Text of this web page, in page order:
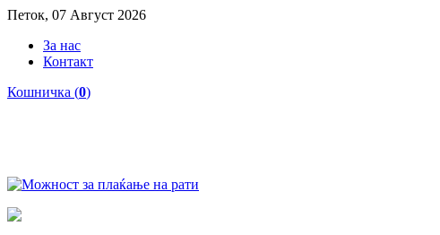
Петок, 07 Август 2026
За нас
Контакт
Кошничка (0)